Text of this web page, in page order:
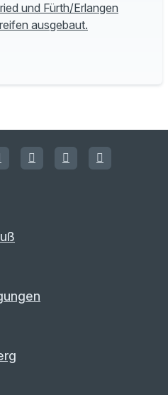
und Fürth/Erlangen
ausgebaut.